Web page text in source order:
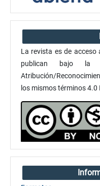
La revista es de
publican bajo la
Atribución/
los mismos términos 4.0